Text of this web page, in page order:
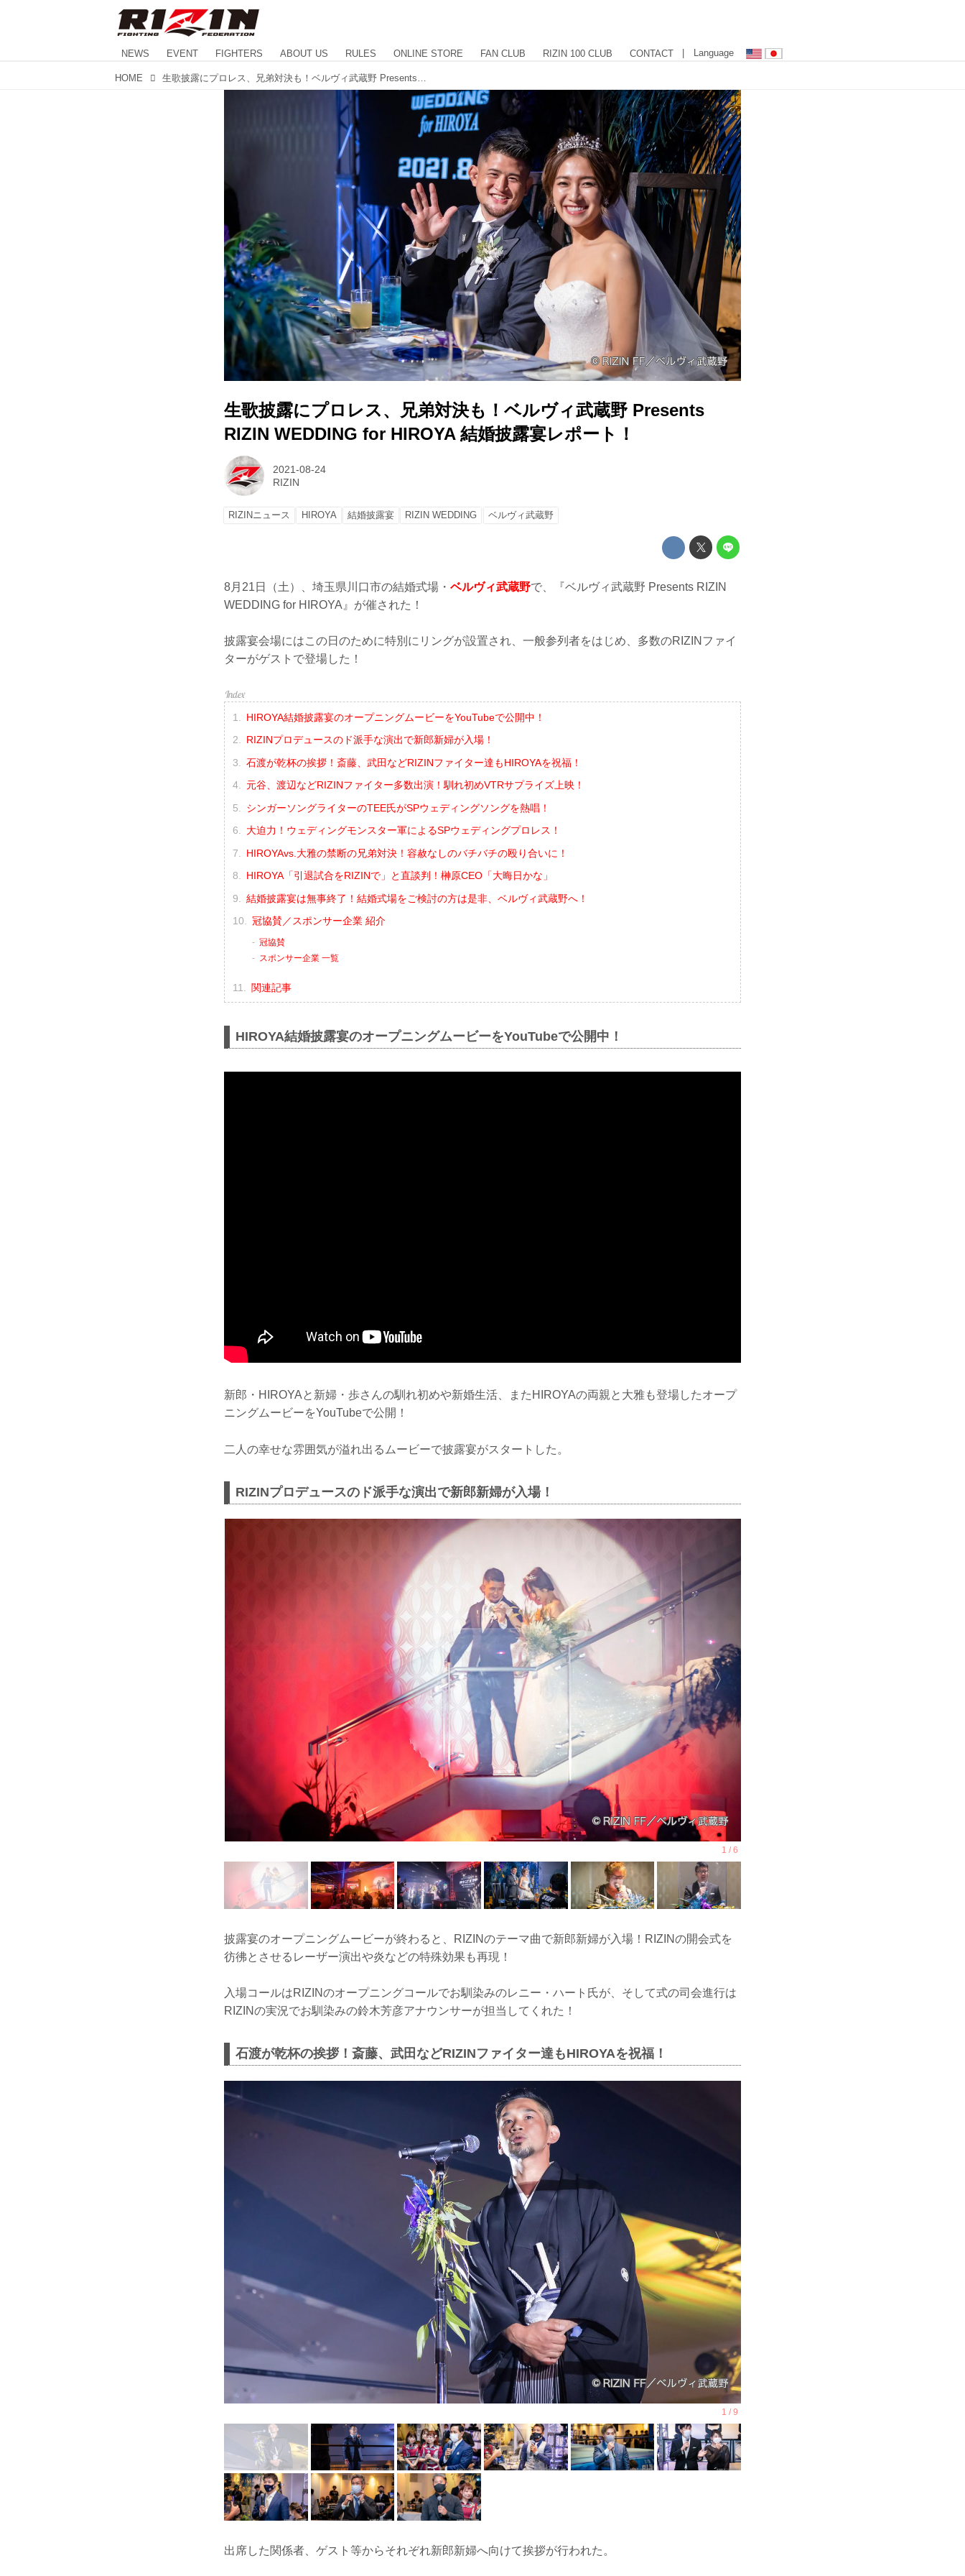
NEWS EVENT FIGHTERS ABOUT US RULES ONLINE STORE FAN CLUB RIZIN 100 CLUB CONTACT | Language
HOME
生歌披露にプロレス、兄弟対決も！ベルヴィ武蔵野 Presents
RIZIN WEDDING for HIROYA 結婚披露宴レポート！
2021-08-24
RIZIN
RIZINニュース HIROYA 結婚披露宴 RIZIN WEDDING ベルヴィ武蔵野
8月21日（土）、埼玉県川口市の結婚式場・ ベルヴィ武蔵野で、『ベルヴィ武蔵野 Presents RIZIN
WEDDING for HIROYA』が催された！
披露宴会場にはこの日のために特別にリングが設置され、一般参列者をはじめ、多数のRIZINファイ
ターがゲストで登場した！
HIROYA結婚披露宴のオープニングムービーをYouTubeで公開中！
RIZINプロデュースのド派手な演出で新郎新婦が入場！
石渡が乾杯の挨拶！斎藤、武田などRIZINファイター達もHIROYAを祝福！
元谷、渡辺などRIZINファイター多数出演！馴れ初めVTRサプライズ上映！
シンガーソングライターのTEE氏がSPウェディングソングを熱唱！
大迫力！ウェディングモンスター軍によるSPウェディングプロレス！
HIROYAvs.大雅の禁断の兄弟対決！容赦なしのバチバチの殴り合いに！
HIROYA「引退試合をRIZINで」と直談判！榊原CEO「大晦日かな」
結婚披露宴は無事終了！結婚式場をご検討の方は是非、ベルヴィ武蔵野へ！
冠協賛／スポンサー企業 紹介
冠協賛
スポンサー企業 一覧
関連記事
HIROYA結婚披露宴のオープニングムービーをYouTubeで公開中！
新郎・HIROYAと新婦・歩さんの馴れ初めや新婚生活、またHIROYAの両親と大雅も登場したオープ
ニングムービーをYouTubeで公開！
二人の幸せな雰囲気が溢れ出るムービーで披露宴がスタートした。
RIZINプロデュースのド派手な演出で新郎新婦が入場！
披露宴のオープニングムービーが終わると、RIZINのテーマ曲で新郎新婦が入場！RIZINの開会式を
彷彿とさせるレーザー演出や炎などの特殊効果も再現！
入場コールはRIZINのオープニングコールでお馴染みのレニー・ハート氏が、そして式の司会進行は
RIZINの実況でお馴染みの鈴木芳彦アナウンサーが担当してくれた！
石渡が乾杯の挨拶！斎藤、武田などRIZINファイター達もHIROYAを祝福！
出席した関係者、ゲスト等からそれぞれ新郎新婦へ向けて挨拶が行われた。